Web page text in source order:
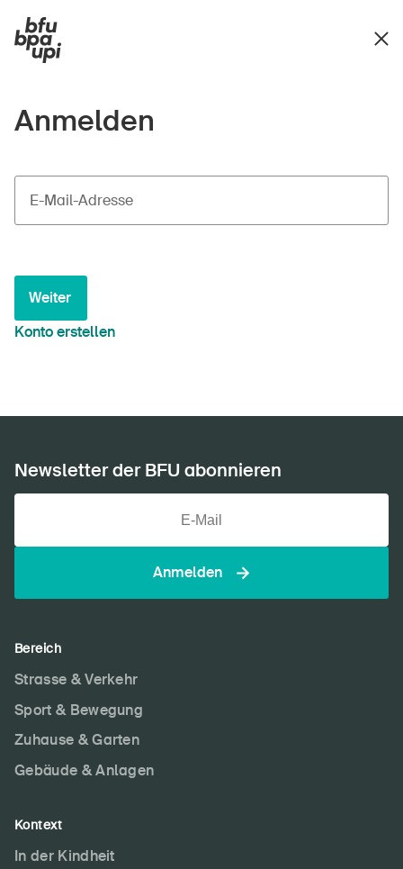
Anmelden
E-Mail-Adresse
Weiter
Konto erstellen
Newsletter der BFU abonnieren
Anmelden
Bereich
Strasse & Verkehr
Sport & Bewegung
Zuhause & Garten
Gebäude & Anlagen
Kontext
In der Kindheit